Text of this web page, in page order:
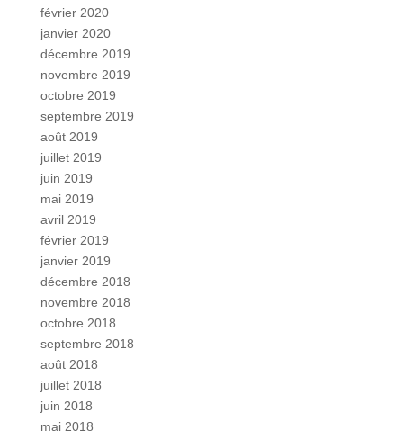
février 2020
janvier 2020
décembre 2019
novembre 2019
octobre 2019
septembre 2019
août 2019
juillet 2019
juin 2019
mai 2019
avril 2019
février 2019
janvier 2019
décembre 2018
novembre 2018
octobre 2018
septembre 2018
août 2018
juillet 2018
juin 2018
mai 2018